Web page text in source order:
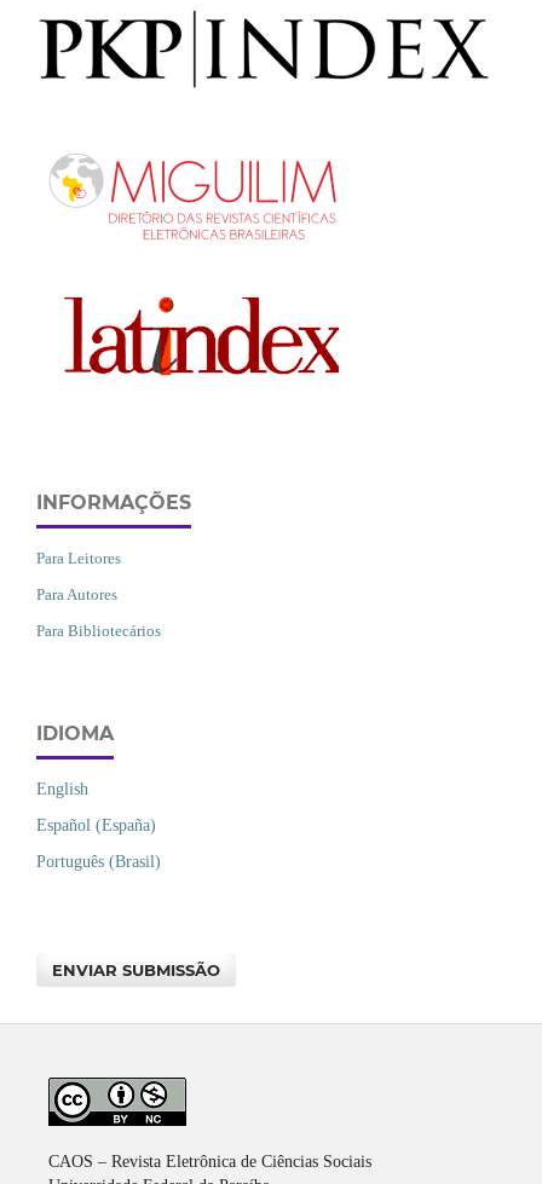
INFORMAÇÕES
Para Leitores
Para Autores
Para Bibliotecários
IDIOMA
English
Español (España)
Português (Brasil)
ENVIAR SUBMISSÃO
CAOS – Revista Eletrônica de Ciências Sociais